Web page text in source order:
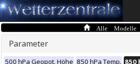
Alle Modelle
Parameter
500 hPa Geopot. Höhe 850 hPa Temp. 850